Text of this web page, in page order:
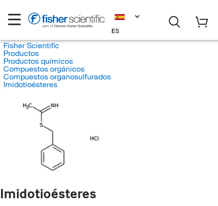
ES
Fisher Scientific
Productos
Productos químicos
Compuestos orgánicos
Compuestos organosulfurados
Imidotioésteres
Imidotioésteres